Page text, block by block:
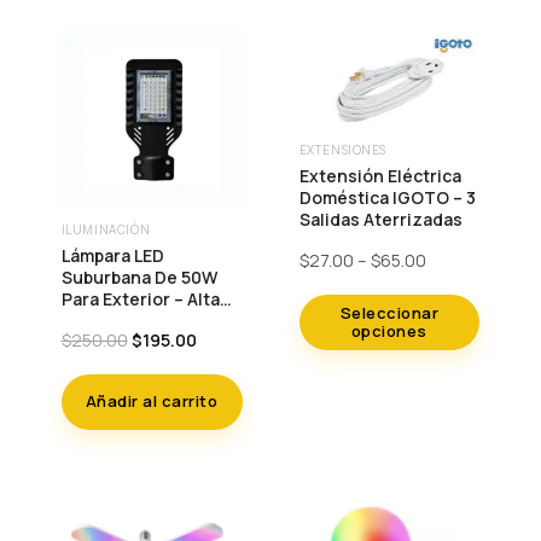
ILUMINACIÓN
Lámpara LED
Suburbana De 50W
Para Exterior – Alta
$250.00Original
was:
$250.00.
$195.00Current
is:
$195.00.
Añadir al carrito
EXTENSIONES
Extensión Eléctrica
Doméstica IGOTO – 3
Salidas Aterrizadas
$27.00 – $65.00Price
$27.00
through
$65.00
Seleccionar
opciones
Este
producto
tiene
múltiples
Las
opciones